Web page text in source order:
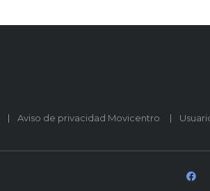
Aviso de privacidad Movicentro